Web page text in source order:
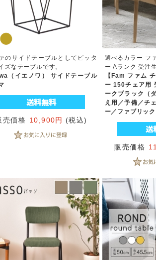
のサイドテーブルとしてピッタ
ズなテーブルです。
（イエノワ） サイドテーブル
売価格 10,900円 (税込)
選べるカラー フ
ー Aランク 受注
【Fam ファム
ー 150チェア用
ークブラック（
え用／予備／チ
ー／ファブリック
販売価格